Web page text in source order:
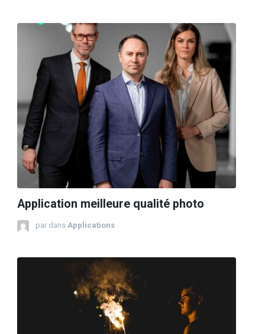
Application meilleure qualité photo
par dans Applications